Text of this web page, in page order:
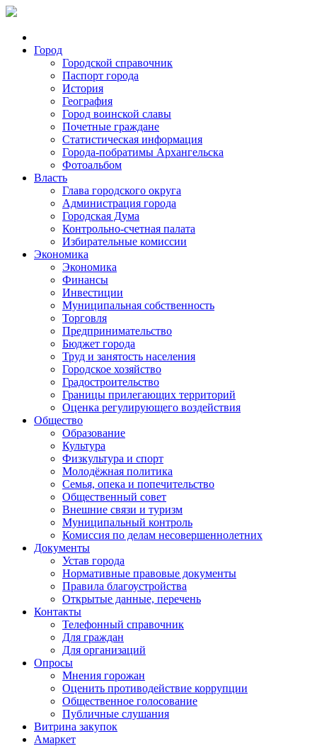
Город
Городской справочник
Паспорт города
История
География
Город воинской славы
Почетные граждане
Статистическая информация
Города-побратимы Архангельска
Фотоальбом
Власть
Глава городского округа
Администрация города
Городская Дума
Контрольно-счетная палата
Избирательные комиссии
Экономика
Экономика
Финансы
Инвестиции
Муниципальная собственность
Торговля
Предпринимательство
Бюджет города
Труд и занятость населения
Городское хозяйство
Градостроительство
Границы прилегающих территорий
Оценка регулирующего воздействия
Общество
Образование
Культура
Физкультура и спорт
Молодёжная политика
Семья, опека и попечительство
Общественный совет
Внешние связи и туризм
Муниципальный контроль
Комиссия по делам несовершеннолетних
Документы
Устав города
Нормативные правовые документы
Правила благоустройства
Открытые данные, перечень
Контакты
Телефонный справочник
Для граждан
Для организаций
Опросы
Мнения горожан
Оценить противодействие коррупции
Общественное голосование
Публичные слушания
Витрина закупок
Амаркет